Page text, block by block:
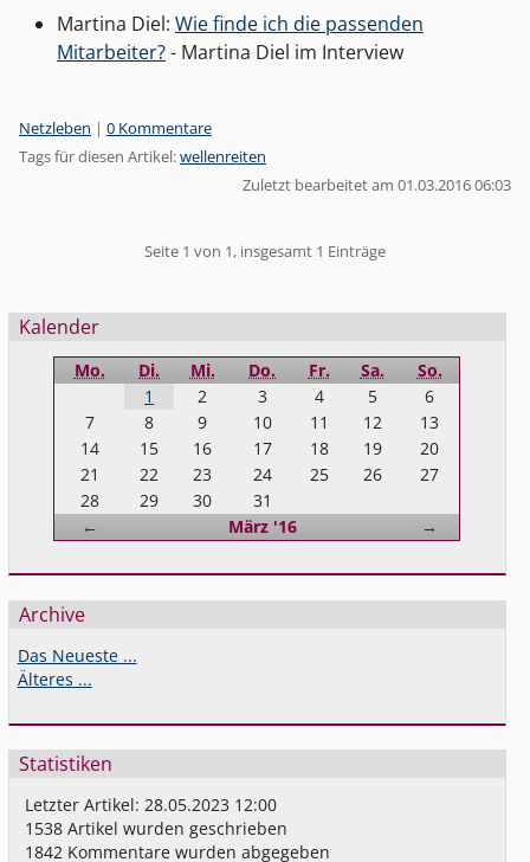
Martina Diel: Wie finde ich die passenden
Mitarbeiter?- Martina Diel im Interview
Kategorien:
Netzleben | 0 Kommentare
Tags für diesen Artikel:wellenreiten
Zuletzt bearbeitet am 01.03.2016 06:03
Seite 1 von 1, insgesamt 1 Einträge
Seitenleiste
Kalender
Mo. Di. Mi. Do. Fr. Sa. So.
← März '16 Vorwärts
→
1 2 3 4 5
6
7
8 9 10 11 12
13
14
15 16 17 18 19
20
21
22 23 24 25 26
27
28
29 30 31
Archive
Das Neueste ...
Älteres ...
Statistiken
Letzter Artikel:28.05.2023 12:00
1538 Artikel wurden geschrieben
1842 Kommentare wurden abgegeben